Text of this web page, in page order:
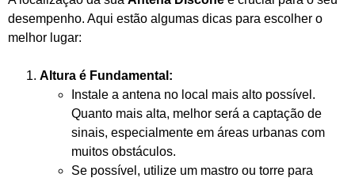
desempenho. Aqui estão algumas dicas para escolher o
melhor lugar:
Altura é Fundamental:
Instale a antena no local mais alto possível.
Quanto mais alta, melhor será a captação de
sinais, especialmente em áreas urbanas com
muitos obstáculos.
Se possível, utilize um mastro ou torre para